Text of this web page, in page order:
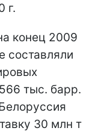
г.
конец 2009
составляли
тыс. барр.
30 млн т